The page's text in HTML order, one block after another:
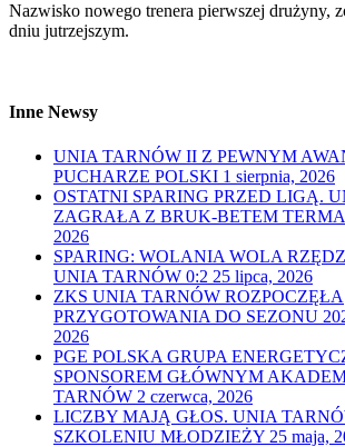
Nazwisko nowego trenera pierwszej drużyny,
dniu jutrzejszym.
Inne Newsy
UNIA TARNÓW II Z PEWNYM
PUCHARZE POLSKI 1 sierpnia, 2026
OSTATNI SPARING PRZED LIGĄ.
ZAGRAŁA Z BRUK-BETEM
2026
SPARING: WOLANIA WOLA
UNIA TARNÓW 0:2 25 lipca, 2026
ZKS UNIA TARNÓW ROZPOCZĘŁA
PRZYGOTOWANIA DO SEZONU
2026
PGE POLSKA GRUPA
SPONSOREM GŁÓWNYM
TARNÓW 2 czerwca, 2026
LICZBY MAJĄ GŁOS. UNIA
SZKOLENIU MŁODZIEŻY 25 maja,